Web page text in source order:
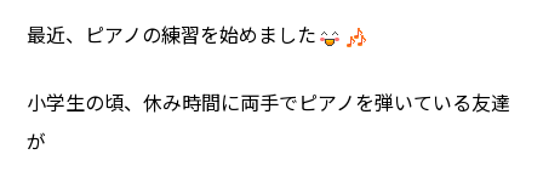
最近、ピアノの練習を始めました
小学生の頃、休み時間に両手でピアノを弾いている友達
が